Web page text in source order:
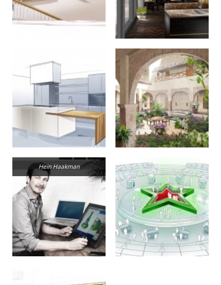
Hein Haakman